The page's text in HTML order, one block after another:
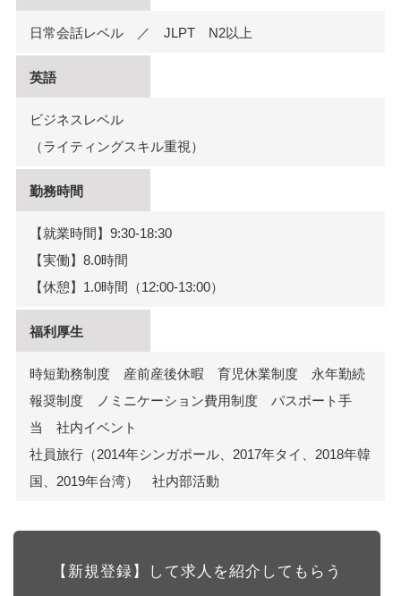
日常会話レベル ／ JLPT N2以上
英語
ビジネスレベル
（ライティングスキル重視）
勤務時間
【就業時間】9:30-18:30
【実働】8.0時間
【休憩】1.0時間（12:00-13:00）
福利厚生
時短勤務制度 産前産後休暇 育児休業制度 永年勤続
報奨制度 ノミニケーション費用制度 パスポート手
当 社内イベント
社員旅行（2014年シンガポール、2017年タイ、2018年韓
国、2019年台湾） 社内部活動
【新規登録】して求人を紹介してもらう